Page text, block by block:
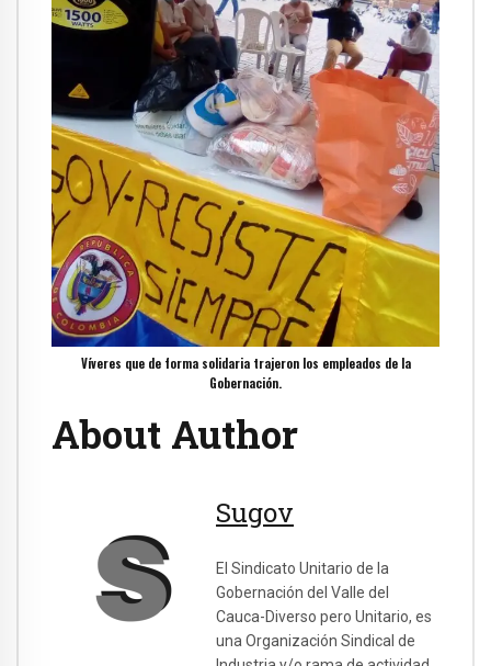
Víveres que de forma solidaria trajeron los empleados de la
Gobernación.
About Author
Sugov
El Sindicato Unitario de la
Gobernación del Valle del
Cauca-Diverso pero Unitario, es
una Organización Sindical de